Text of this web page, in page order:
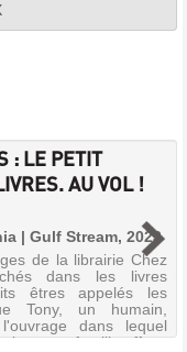
: LE PETIT
AU VOL !
| Gulf Stream, 2023
de la librairie Chez
dans les livres
êtres appelés les
Tony, un humain,
dans lequel
sa famille affr...